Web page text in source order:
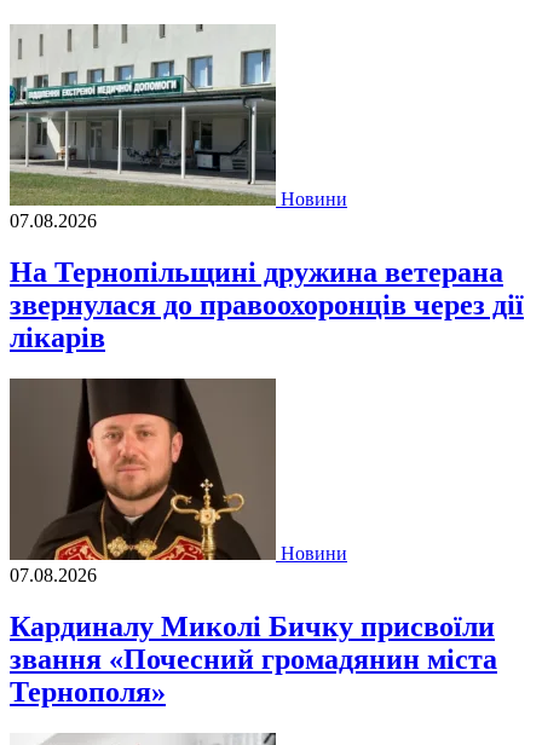
Новини
07.08.2026
На Тернопільщині дружина ветерана
звернулася до правоохоронців через дії
лікарів
Новини
07.08.2026
Кардиналу Миколі Бичку присвоїли
звання «Почесний громадянин міста
Тернополя»